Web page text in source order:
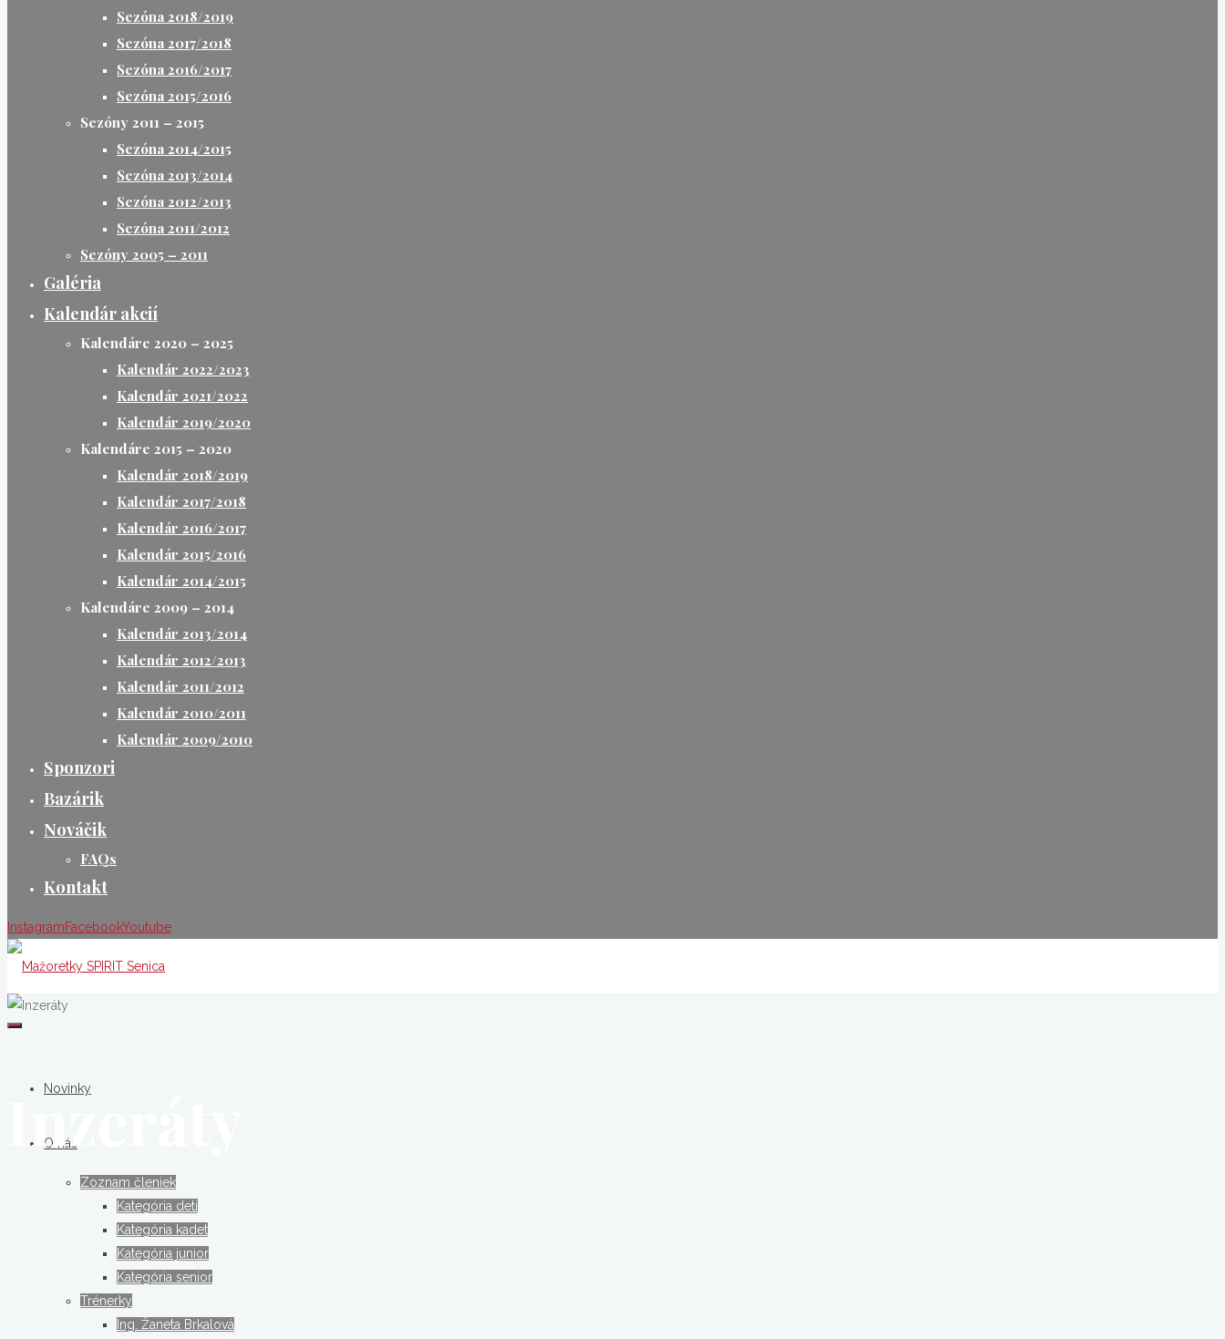
Sezóna 2018/2019
Sezóna 2017/2018
Sezóna 2016/2017
Sezóna 2015/2016
Sezóny 2011 – 2015
Sezóna 2014/2015
Sezóna 2013/2014
Sezóna 2012/2013
Sezóna 2011/2012
Sezóny 2005 – 2011
Galéria
Kalendár akcií
Kalendáre 2020 – 2025
Kalendár 2022/2023
Kalendár 2021/2022
Kalendár 2019/2020
Kalendáre 2015 – 2020
Kalendár 2018/2019
Kalendár 2017/2018
Kalendár 2016/2017
Kalendár 2015/2016
Kalendár 2014/2015
Kalendáre 2009 – 2014
Kalendár 2013/2014
Kalendár 2012/2013
Kalendár 2011/2012
Kalendár 2010/2011
Kalendár 2009/2010
Sponzori
Bazárik
Nováčik
FAQs
Kontakt
InstagramFacebookYoutube
Mažoretky
Novinky
O nás
Zoznam členiek
Kategória deti
Kategória kadet
Kategória junior
Kategória senior
Trénerky
Ing. Žaneta Brkalová
Inzeráty